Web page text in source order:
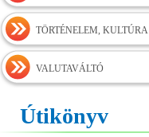
TÖRTÉNELEM, KULTÚRA
VALUTAVÁLTÓ
Útikönyv